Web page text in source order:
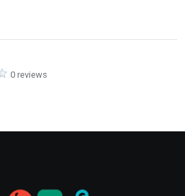
0 reviews